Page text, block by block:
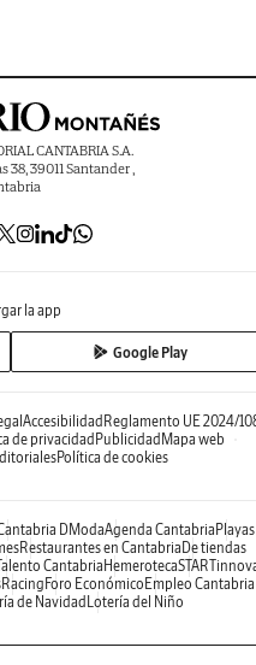
CANTABRIA S.A.
38, 39011 Santander ,
la app
Google Play
Accesibilidad Reglamento UE 2024/
de privacidad Publicidad Mapa web
Política de cookies
DModaAgenda Cantabria Playas
Restaurantes en Cantabria De tiendas
CantabriaHemeroteca
Racing Foro Económico Empleo Cantabria
de Navidad Lotería del Niño